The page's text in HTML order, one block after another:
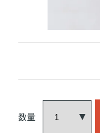
樂園百貨店について